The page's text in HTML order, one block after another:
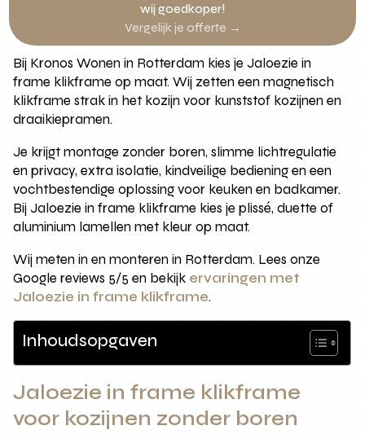
wij goedkoper!
Vergelijk je offerte →
Bij Kronos Wonen in Rotterdam kies je Jaloezie in
frame klikframe op maat. Wij zetten een magnetisch
klikframe strak in het kozijn voor kunststof kozijnen en
draaikiepramen.
Je krijgt montage zonder boren, slimme lichtregulatie
en privacy, extra isolatie, kindveilige bediening en een
vochtbestendige oplossing voor keuken en badkamer.
Bij Jaloezie in frame klikframe kies je plissé, duette of
aluminium lamellen met kleur op maat.
Wij meten in en monteren in Rotterdam. Lees onze
Google reviews 5/5 en bekijk ervaringen met
Jaloezie in frame klikframe.
Inhoudsopgaven
Jaloezie in frame klikframe
voor kozijnen zonder boren